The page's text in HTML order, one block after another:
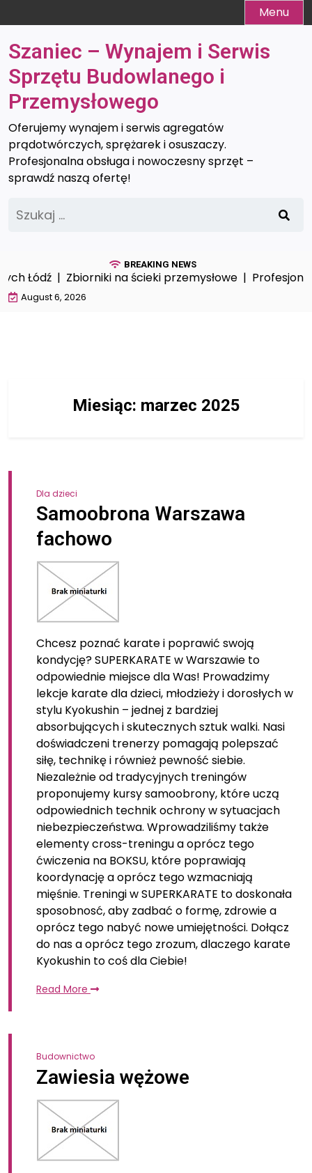
to
content
Menu
Szaniec – Wynajem i Serwis
Sprzętu Budowlanego i
Przemysłowego
Oferujemy wynajem i serwis agregatów
prądotwórczych, sprężarek i osuszaczy.
Profesjonalna obsługa i nowoczesny sprzęt –
sprawdź naszą ofertę!
BREAKING NEWS
|Zbiorniki na ścieki przemysłowe |Profesjonalna
August 6, 2026
Miesiąc: marzec 2025
Dla dzieci
Samoobrona Warszawa
fachowo
Chcesz poznać karate i poprawić swoją
kondycję? SUPERKARATE w Warszawie to
odpowiednie miejsce dla Was! Prowadzimy
lekcje karate dla dzieci, młodzieży i dorosłych w
stylu Kyokushin – jednej z bardziej
absorbujących i skutecznych sztuk walki. Nasi
doświadczeni trenerzy pomagają polepszać
siłę, technikę i również pewność siebie.
Niezależnie od tradycyjnych treningów
proponujemy kursy samoobrony, które uczą
odpowiednich technik ochrony w sytuacjach
niebezpieczeństwa. Wprowadziliśmy także
elementy cross-treningu a oprócz tego
ćwiczenia na BOKSU, które poprawiają
koordynację a oprócz tego wzmacniają
mięśnie. Treningi w SUPERKARATE to doskonała
sposobnosć, aby zadbać o formę, zdrowie a
oprócz tego nabyć nowe umiejętności. Dołącz
do nas a oprócz tego zrozum, dlaczego karate
Kyokushin to coś dla Ciebie!
Read More
Budownictwo
Zawiesia wężowe